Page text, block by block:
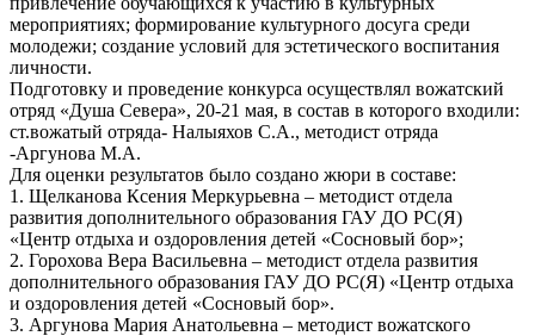
мероприятиях; формирование культурного досуга среди
молодежи; создание условий для эстетического воспитания
личности.
Подготовку и проведение конкурса осуществлял вожатский
отряд «Душа Севера», 20-21 мая, в состав в которого входили:
ст.вожатый отряда- Налыяхов С.А., методист отряда
-Аргунова М.А.
Для оценки результатов было создано жюри в составе:
1. Щелканова Ксения Меркурьевна – методист отдела
развития дополнительного образования ГАУ ДО РС(Я)
«Центр отдыха и оздоровления детей «Сосновый бор»;
2. Горохова Вера Васильевна – методист отдела развития
дополнительного образования ГАУ ДО РС(Я) «Центр отдыха
и оздоровления детей «Сосновый бор».
3. Аргунова Мария Анатольевна – методист вожатского